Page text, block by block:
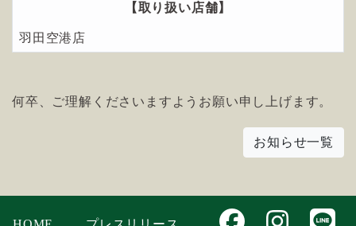
【取り扱い店舗】
羽田空港店
何卒、ご理解くださいますようお願い申し上げます。
お知らせ一覧